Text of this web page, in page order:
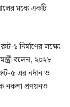
মধ্যে একটি
১ নির্মাণের লক্ষ্যে
বলেন, ২০২৮
৫ এর নর্দান ও
নকশা প্রণয়নও